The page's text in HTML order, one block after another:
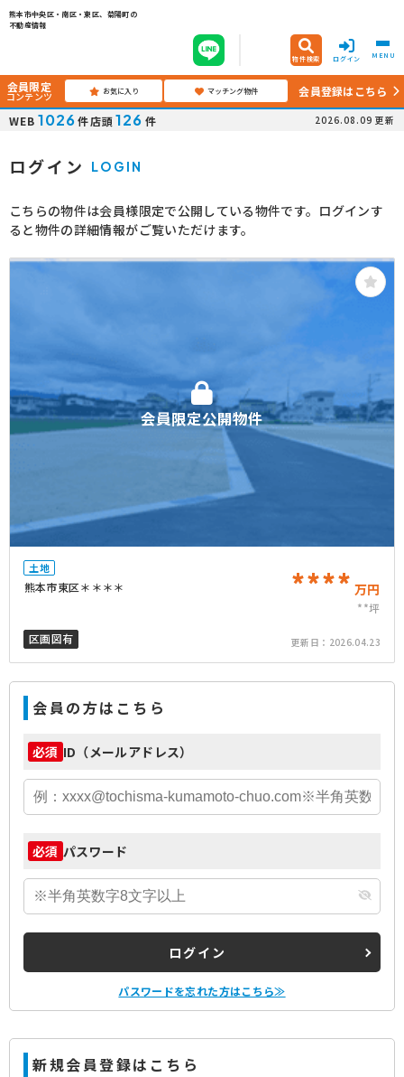
熊本市中央区・南区・東区、菊陽町の
不動産情報
物件検索 ログイン MENU
会員限定
コンテンツ お気に入り マッチング物件
会員登録はこちら
WEB 1026 件店頭126 件 2026.08.09 更新
ログイン LOGIN
こちらの物件は会員様限定で公開している物件です。ログインす
ると物件の詳細情報がご覧いただけます。
会員限定公開物件
土地
熊本市東区＊＊＊＊ **** 万円
**坪
区画図有
更新日： 2026.04.23
会員の方はこちら
必須 ID（メールアドレス）
必須 パスワード
ログイン
パスワードを忘れた方はこちら≫
新規会員登録はこちら